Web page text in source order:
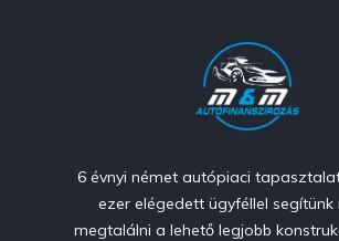
6 évnyi német autópiaci
ezer elégedett ügyféllel segítünk
megtalálni a lehető legjobb